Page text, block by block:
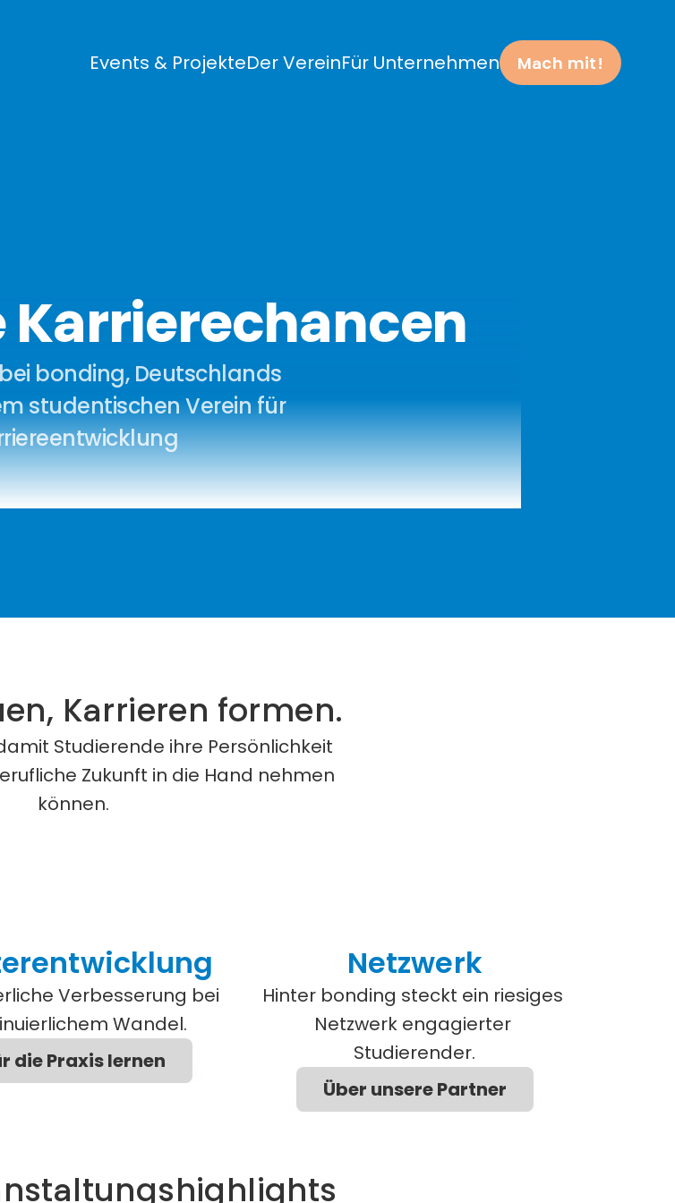
Events & ProjekteDer VereinFür Unternehmen Mach mit!
Karrierechancen
bonding, Deutschlands
studentischen Verein für
Karrieren formen.
Studierende ihre Persönlichkeit
Zukunft in die Hand nehmen
können.
Verbesserung bei
Wandel.
die Praxis lernen
Netzwerk
Hinter bonding steckt ein riesiges
Netzwerk engagierter
Studierender.
Über unsere Partner